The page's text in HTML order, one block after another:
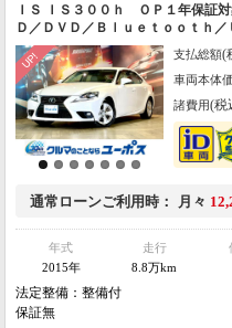
ＩＳ ＩＳ３００ｈ ＯＰ１年保証
Ｄ／ＤＶＤ／Ｂｌｕｅｔｏｏｔｈ
インドスポットモニター バック
スソナー
支払総額(
車両本体
諸費用(税
通常ローンご利用時 月々
年式
2015年
走行
8.8万km
法定整備：整備付
保証無